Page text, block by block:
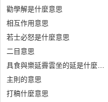
勸學解是什麼意思
相互作用意思
若士必怒是什麼意思
二目意思
具食與樂延霽雲坐的延是什麼意思
主則的意思
打稿什麼意思